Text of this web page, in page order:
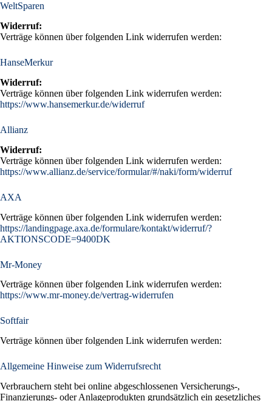
WeltSparen
Widerruf:
Verträge können über folgenden Link widerrufen werden:
HanseMerkur
Widerruf:
Verträge können über folgenden Link widerrufen werden:
https://www.hansemerkur.de/widerruf
Allianz
Widerruf:
Verträge können über folgenden Link widerrufen werden:
https://www.allianz.de/service/formular/#/naki/form/widerruf
AXA
Verträge können über folgenden Link widerrufen werden:
https://landingpage.axa.de/formulare/kontakt/widerruf/?
AKTIONSCODE=9400DK
Mr-Money
Verträge können über folgenden Link widerrufen werden:
https://www.mr-money.de/vertrag-widerrufen
Softfair
Verträge können über folgenden Link widerrufen werden:
Allgemeine Hinweise zum Widerrufsrecht
Verbrauchern steht bei online abgeschlossenen Versicherungs-,
Finanzierungs- oder Anlageprodukten grundsätzlich ein gesetzliches